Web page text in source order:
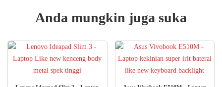
Anda mungkin juga suka